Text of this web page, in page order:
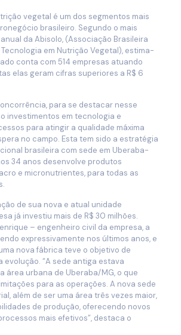
vegetal é um dos segmentos mais
brasileiro. Segundo o mais
da Abisolo, (Associação Brasileira
em Nutrição Vegetal), estima-
conta com 514 empresas atuando
elas geram cifras superiores a R$ 6
para se destacar nesse
investimentos em tecnologia e
para atingir a qualidade máxima
no campo. Esta tem sido a estratégia
brasileira com sede em Uberaba-
34 anos desenvolve produtos
e micronutrientes, para todas as
de sua nova e atual unidade
já investiu mais de R$ 30 milhões.
– engenheiro civil da empresa, a
expressivamente nos últimos anos, e
nova fábrica teve o objetivo de
evolução. “A sede antiga estava
área urbana de Uberaba/MG, o que
para as operações. A nova sede
além de ser uma área três vezes maior,
de produção, oferecendo novos
mais efetivos”, destaca o